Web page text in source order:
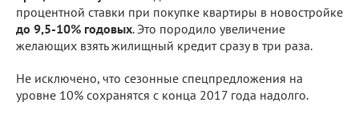
процентной ставки при покупке квартиры в новостройке
до 9,5-10% годовых. Это породило увеличение
желающих взять жилищный кредит сразу в три раза.
Не исключено, что сезонные спецпредложения на
уровне 10% сохранятся с конца 2017 года надолго.